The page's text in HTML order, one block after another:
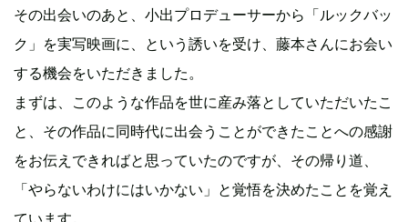
その出会いのあと、小出プロデューサーから「ルックバッ
ク」を実写映画に、という誘いを受け、藤本さんにお会い
する機会をいただきました。
まずは、このような作品を世に産み落としていただいたこ
と、その作品に同時代に出会うことができたことへの感謝
をお伝えできればと思っていたのですが、その帰り道、
「やらないわけにはいかない」と覚悟を決めたことを覚え
ています。